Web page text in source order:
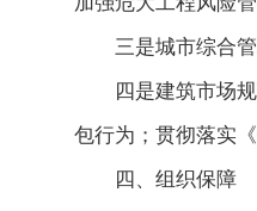
三是城市综合
四是建筑市场
包行为；贯彻落实《
四、组织保障